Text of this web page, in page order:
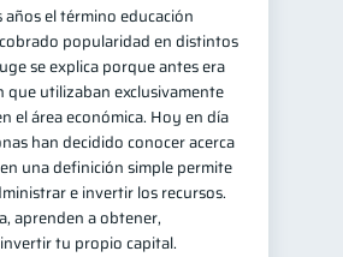
1
ahorro
Doble sueldo 1
financiera 1
años el término educación
popularidad en distintos
se explica porque antes era
que utilizaban exclusivamente
el área económica. Hoy en día
han decidido conocer acerca
una definición simple permite
e invertir los recursos.
aprenden a obtener,
tu propio capital.